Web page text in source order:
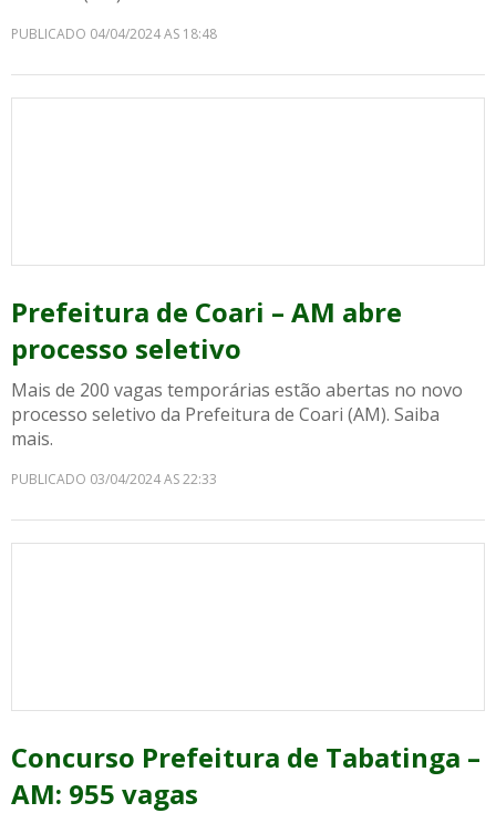
PUBLICADO 04/04/2024 AS 18:48
Prefeitura de Coari – AM abre
processo seletivo
Mais de 200 vagas temporárias estão abertas no novo
processo seletivo da Prefeitura de Coari (AM). Saiba
mais.
PUBLICADO 03/04/2024 AS 22:33
Concurso Prefeitura de Tabatinga –
AM: 955 vagas